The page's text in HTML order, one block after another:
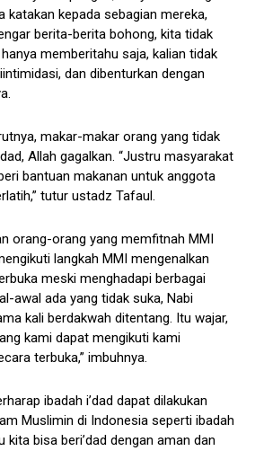
katakan kepada sebagian mereka,
berita-berita bohong, kita tidak
memberitahu saja, kalian tidak
dan dibenturkan dengan
makar-makar orang yang tidak
Allah gagalkan. “Justru masyarakat
bantuan makanan untuk anggota
tutur ustadz Tafaul.
orang-orang yang memfitnah MMI
langkah MMI mengenalkan
meski menghadapi berbagai
awal ada yang tidak suka, Nabi
kali berdakwah ditentang. Itu wajar,
kami dapat mengikuti kami
terbuka,” imbuhnya.
ibadah i’dad dapat dilakukan
Muslimin di Indonesia seperti ibadah
kita bisa beri’dad dengan aman dan